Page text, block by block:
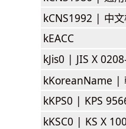
kCNS1992 | 中
kEACC
kJis0 | JIS X
kKoreanName |
kKPS0 | KPS
kKSC0 | KS X